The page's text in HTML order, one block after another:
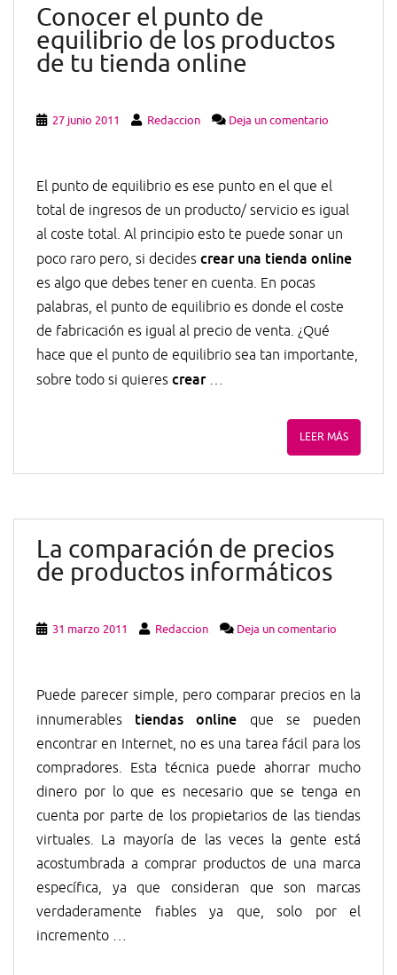
Conocer el punto de
equilibrio de los productos
de tu tienda online
27 junio 2011 Redaccion Deja un comentario
El punto de equilibrio es ese punto en el que el
total de ingresos de un producto/ servicio es igual
al coste total. Al principio esto te puede sonar un
poco raro pero, si decides crear una tienda online
es algo que debes tener en cuenta. En pocas
palabras, el punto de equilibrio es donde el coste
de fabricación es igual al precio de venta. ¿Qué
hace que el punto de equilibrio sea tan importante,
sobre todo si quieres crear …
LEER MÁS
La comparación de precios
de productos informáticos
31 marzo 2011 Redaccion Deja un comentario
Puede parecer simple, pero comparar precios en la
innumerables tiendas online que se pueden
encontrar en Internet, no es una tarea fácil para los
compradores. Esta técnica puede ahorrar mucho
dinero por lo que es necesario que se tenga en
cuenta por parte de los propietarios de las tiendas
virtuales. La mayoría de las veces la gente está
acostumbrada a comprar productos de una marca
específica, ya que consideran que son marcas
verdaderamente fiables ya que, solo por el
incremento …